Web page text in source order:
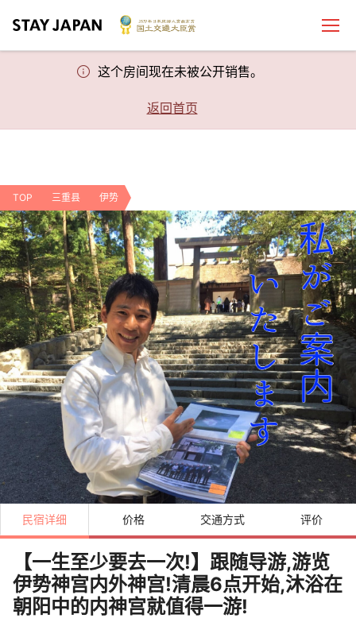
这个房间现在未被公开销售。
返回首页
TOP 三重县 伊势
民宿详细 价格 交通方式 评价
【一生至少要去一次!】跟随导游,游览
伊势神宫内外神宫!清晨6点开始,沐浴在
朝阳中的内神宫就值得一游!